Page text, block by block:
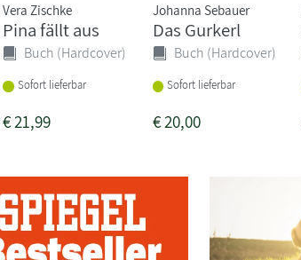
Vera Zischke
Pina fällt aus
Buch (Hardcover)
Sofort lieferbar
€21,99
Johanna Sebauer
Das Gurkerl
Buch (Hardcover)
Sofort lieferbar
€20,00